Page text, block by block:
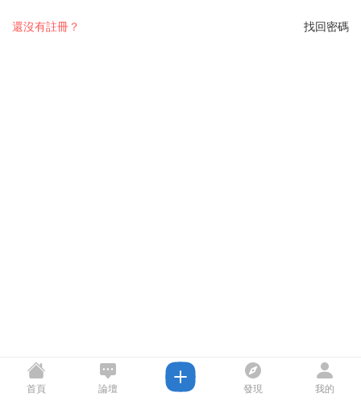
找回密碼
還沒有註冊？
首頁 論壇 發現 我的